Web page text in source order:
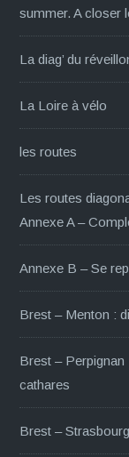
summer. A closer
La diag’ du
La Loire à vélo
les routes
Les routes
Annexe A –
Annexe B – Se
Brest – Menton :
Brest –
cathares
Brest –